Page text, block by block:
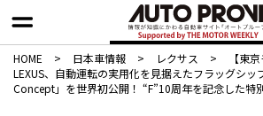
HOME > 日本車情報​ > レクサス >
【東
LEXUS、自動運転の実用化を見据えたフラッグシッ
Concept」を世界初公開！ “F”10周年を記念した特